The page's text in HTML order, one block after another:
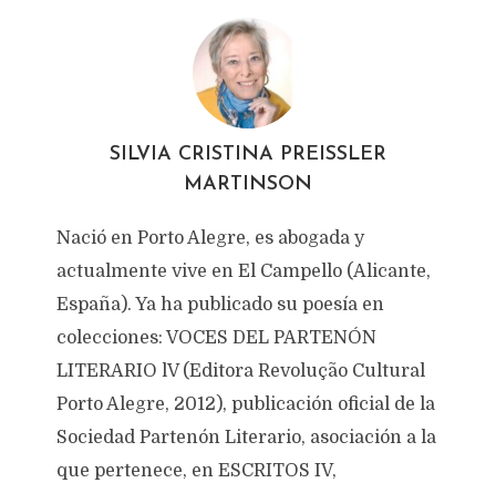
SILVIA CRISTINA PREISSLER
MARTINSON
Nació en Porto Alegre, es abogada y
actualmente vive en El Campello (Alicante,
España). Ya ha publicado su poesía en
colecciones: VOCES DEL PARTENÓN
LITERARIO lV (Editora Revolução Cultural
Porto Alegre, 2012), publicación oficial de la
Sociedad Partenón Literario, asociación a la
que pertenece, en ESCRITOS IV,